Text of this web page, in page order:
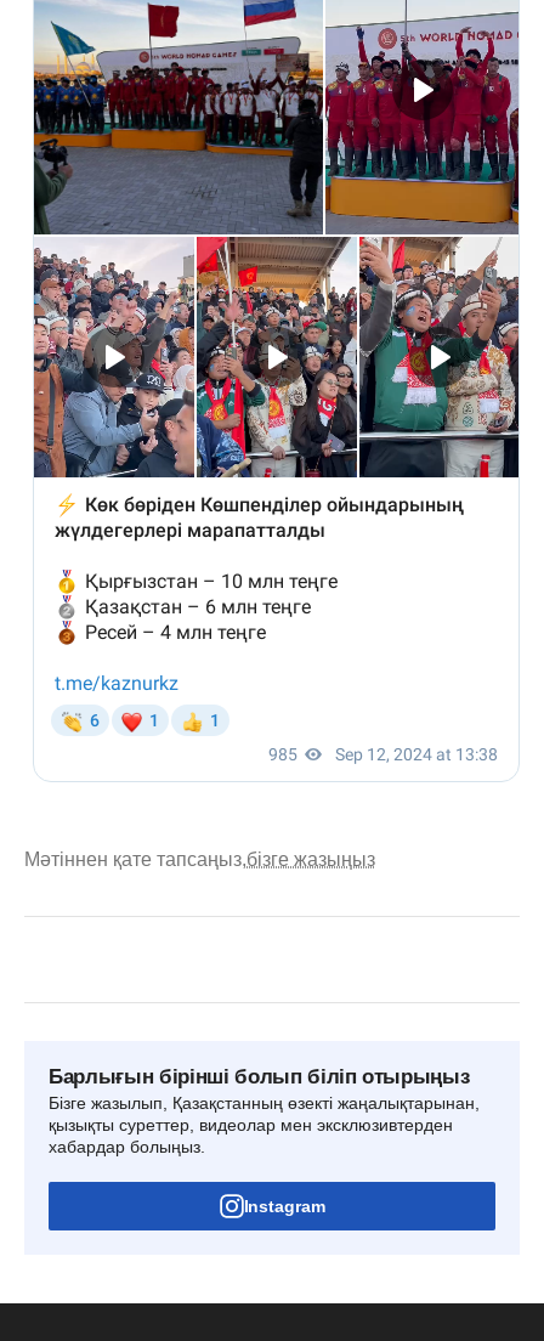
Мәтіннен қате тапсаңыз,бізге жазыңыз
Барлығын бірінші болып біліп отырыңыз
Бізге жазылып, Қазақстанның өзекті жаңалықтарынан,
қызықты суреттер, видеолар мен эксклюзивтерден
хабардар болыңыз.
Instagram